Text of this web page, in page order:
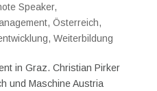
Speaker,
, Österreich,
, Weiterbildung
in Graz. Christian Pirker
und Maschine Austria